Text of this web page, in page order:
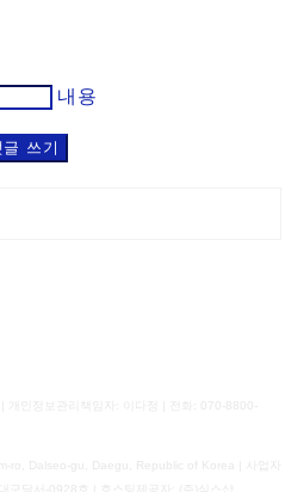
내용
글 쓰기
개인정보관리책임자: 이다정 | 전화: 070-8800-
ro, Dalseo-gu, Daegu, Republic of Korea | 사업자
구달서-0928호 | 호스팅제공자: (주)식스샵